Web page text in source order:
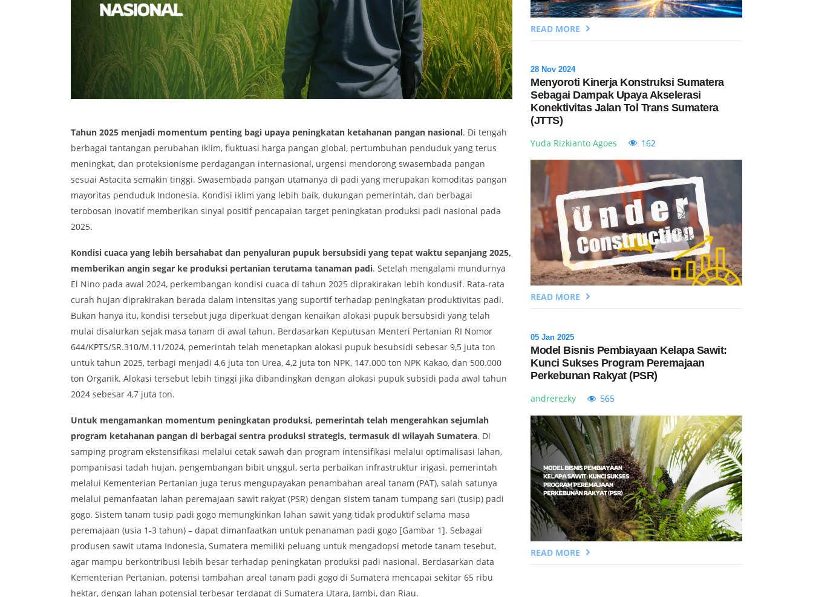
Tahun 2025 menjadi momentum penting bagi upaya peningkatan ketahanan pangan nasional. Di tengah
berbagai tantangan perubahan iklim, fluktuasi harga pangan global, pertumbuhan penduduk yang terus
meningkat, dan proteksionisme perdagangan internasional, urgensi mendorong swasembada pangan
sesuai Astacita semakin tinggi. Swasembada pangan utamanya di padi yang merupakan komoditas pangan
mayoritas penduduk Indonesia. Kondisi iklim yang lebih baik, dukungan pemerintah, dan berbagai
terobosan inovatif memberikan sinyal positif pencapaian target peningkatan produksi padi nasional pada
2025.
Kondisi cuaca yang lebih bersahabat dan penyaluran pupuk bersubsidi yang tepat waktu sepanjang 2025,
memberikan angin segar ke produksi pertanian terutama tanaman padi. Setelah mengalami mundurnya
El Nino pada awal 2024, perkembangan kondisi cuaca di tahun 2025 diprakirakan lebih kondusif. Rata-rata
curah hujan diprakirakan berada dalam intensitas yang suportif terhadap peningkatan produktivitas padi.
Bukan hanya itu, kondisi tersebut juga diperkuat dengan kenaikan alokasi pupuk bersubsidi yang telah
mulai disalurkan sejak masa tanam di awal tahun. Berdasarkan Keputusan Menteri Pertanian RI Nomor
644/KPTS/SR.310/M.11/2024, pemerintah telah menetapkan alokasi pupuk besubsidi sebesar 9,5 juta ton
untuk tahun 2025, terbagi menjadi 4,6 juta ton Urea, 4,2 juta ton NPK, 147.000 ton NPK Kakao, dan 500.000
ton Organik. Alokasi tersebut lebih tinggi jika dibandingkan dengan alokasi pupuk subsidi pada awal tahun
2024 sebesar 4,7 juta ton.
Untuk mengamankan momentum peningkatan produksi, pemerintah telah mengerahkan sejumlah
program ketahanan pangan di berbagai sentra produksi strategis, termasuk di wilayah Sumatera. Di
samping program ekstensifikasi melalui cetak sawah dan program intensifikasi melalui optimalisasi lahan,
pompanisasi tadah hujan, pengembangan bibit unggul, serta perbaikan infrastruktur irigasi, pemerintah
melalui Kementerian Pertanian juga terus mengupayakan penambahan areal tanam (PAT), salah satunya
melalui pemanfaatan lahan peremajaan sawit rakyat (PSR) dengan sistem tanam tumpang sari (tusip) padi
gogo. Sistem tanam tusip padi gogo memungkinkan lahan sawit yang tidak produktif selama masa
peremajaan (usia 1-3 tahun) – dapat dimanfaatkan untuk penanaman padi gogo [Gambar 1]. Sebagai
produsen sawit utama Indonesia, Sumatera memiliki peluang untuk mengadopsi metode tanam tesebut,
agar mampu berkontribusi lebih besar terhadap peningkatan produksi padi nasional. Berdasarkan data
Kementerian Pertanian, potensi tambahan areal tanam padi gogo di Sumatera mencapai sekitar 65 ribu
hektar, dengan lahan potensial terbesar terdapat di Sumatera Utara, Jambi, dan Riau.
READ MORE
28 Nov 2024
Menyoroti Kinerja Konstruksi Sumatera
Sebagai Dampak Upaya Akselerasi
Konektivitas Jalan Tol Trans Sumatera
(JTTS)
Yuda Rizkianto Agoes 162
READ MORE
05 Jan 2025
Model Bisnis Pembiayaan Kelapa Sawit:
Kunci Sukses Program Peremajaan
Perkebunan Rakyat (PSR)
andrerezky 565
READ MORE